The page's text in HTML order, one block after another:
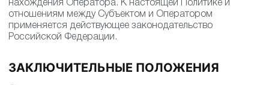
нахождения Оператора. К настоящей Политике и
отношениям между Субъектом и Оператором
применяется действующее законодательство
Российской Федерации.
ЗАКЛЮЧИТЕЛЬНЫЕ ПОЛОЖЕНИЯ